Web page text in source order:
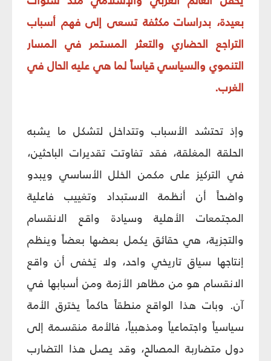
بعيدة، بدراسات مكثفة تسعى إلى فهم أسباب
التراجع الحضاري والتعثر المستمر في المسار
التنموي والسياسي قياساً لما هي عليه الحال في
الغرب.
وإذ تحتشد الأسباب وتتداخل لتشكل ما يشبه
الحلقة المغلقة، فقد تفاوتت تقديرات الباحثين،
في التركيز على مكمن الخلل الأساسي ويبدو
واضحاً أن أنظمة الاستبداد وتغييب فاعلية
المجتمعات الأهلية وسيادة واقع الانقسام
والتجزية، هي حقائق يكمل بعضها بعضاً وينظم
إنتاجها سياق تاريخي واحد، ولا يَخفى أن واقع
الانقسام هو من مظاهر الأزمة ومن أسبابها في
آن. وبات هذا الواقع منطقاً حاكماً يخترق الأمة
سياسياً واجتماعياً ومذهبياً، فالأمة منقسمة إلى
دول متضاربة المصالح، وقد يصل هذا التضارب